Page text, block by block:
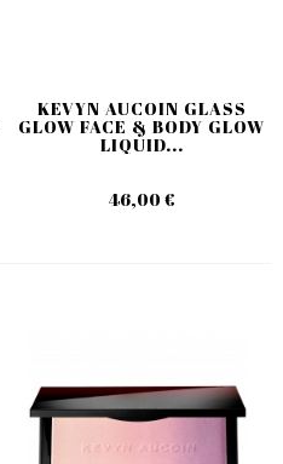
KEVYN AUCOIN GLASS
GLOW FACE & BODY GLOW
LIQUID...
46,00 €